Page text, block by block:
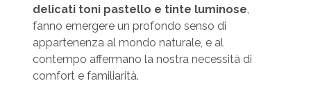
delicati toni pastello e tinte luminose,
fanno emergere un profondo senso di
appartenenza al mondo naturale, e al
contempo affermano la nostra necessità di
comfort e familiarità.